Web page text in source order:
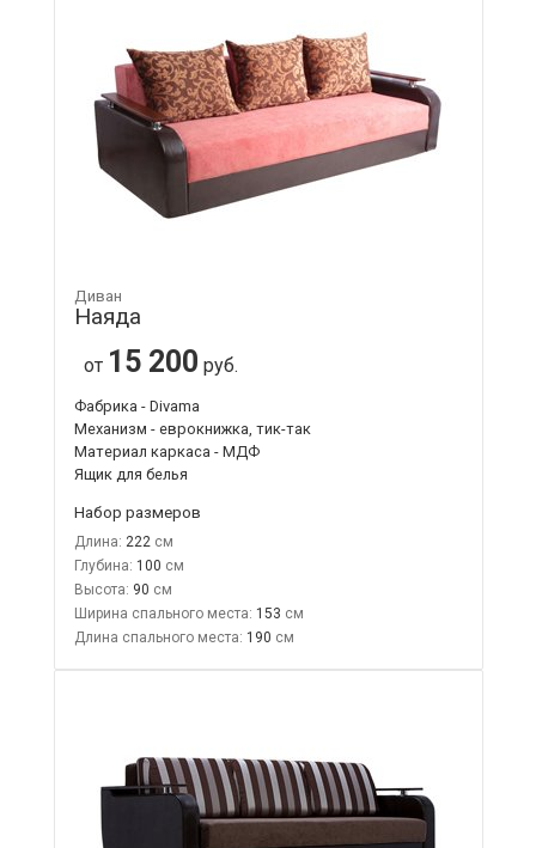
Диван
Наяда
от 15 200 руб.
Фабрика - Divama
Механизм - еврокнижка, тик-так
Материал каркаса - МДФ
Ящик для белья
Набор размеров
Длина: 222
Глубина: 100
Высота: 90
Ширина спального места: 153
Длина спального места: 190